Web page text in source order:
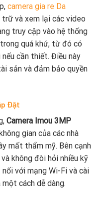
camera gia re Da
và xem lại các video
truy cập vào hệ thống
quá khứ, từ đó có
cần thiết. Điều này
sản và đảm bảo quyền
Đặt
Camera Imou 3MP
gian của các nhà
mất thẩm mỹ. Bên cạnh
không đòi hỏi nhiều kỹ
với mạng Wi-Fi và cài
cách dễ dàng.